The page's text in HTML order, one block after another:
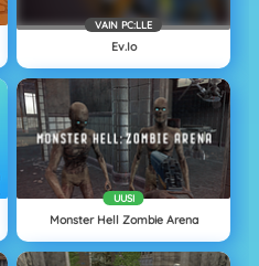
VAIN PC:LLE
Ev.io
UUSI
Monster Hell Zombie Arena